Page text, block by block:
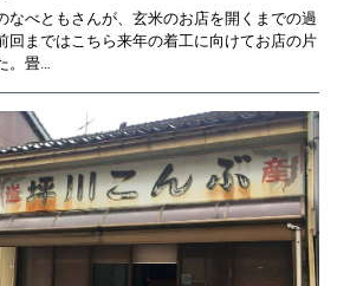
なべともさんが、玄米のお店を開くまでの過
回まではこちら来年の着工に向けてお店の片
。畳…